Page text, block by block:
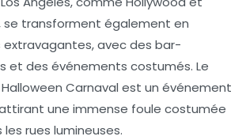
se transforment également en
avec des bar-
et des événements costumés. Le
Carnaval est un événement
une immense foule costumée
rues lumineuses.